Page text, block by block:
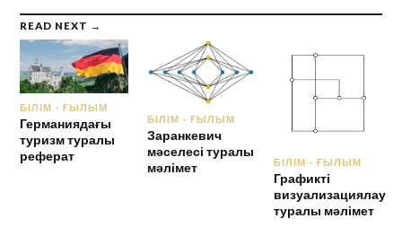
READ NEXT →
БІЛІМ - ҒЫЛЫМ
Германиядағы
туризм туралы
реферат
БІЛІМ - ҒЫЛЫМ
Заранкевич
мәселесі туралы
мәлімет
БІЛІМ - ҒЫЛЫМ
Графикті
визуализациялау
туралы мәлімет